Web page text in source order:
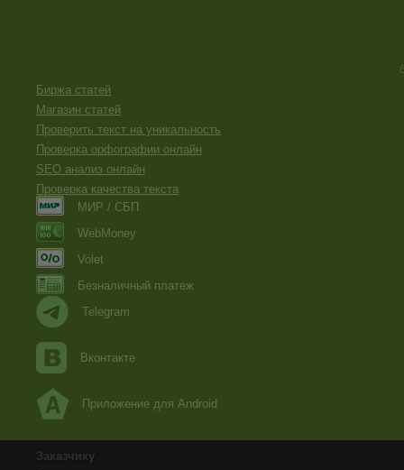
Биржа статей
Магазин статей
Проверить текст на уникальность
Проверка орфографии онлайн
SEO анализ онлайн
Проверка качества текста
МИР / СБП
WebMoney
Volet
Безналичный платеж
Telegram
Вконтакте
Приложение для Android
Заказчику